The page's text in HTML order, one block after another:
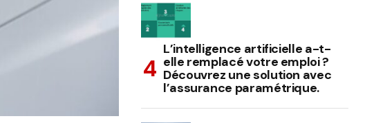
L’intelligence artificielle a-t-
elle remplacé votre emploi ?
Découvrez une solution avec
l’assurance paramétrique.